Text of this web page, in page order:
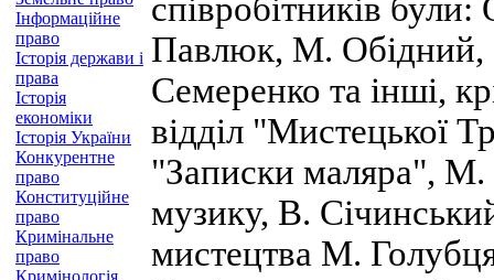
Інформаційне
право
Історія держави і
права
Історія
економіки
Історія України
Конкурентне
право
Конституційне
право
Кримінальне
право
Кримінологія
співробітників
Павлюк, М.
Семеренко та інші,
відділ "Мистецької
"Записки маляра",
музику, В.
мистецтва М.